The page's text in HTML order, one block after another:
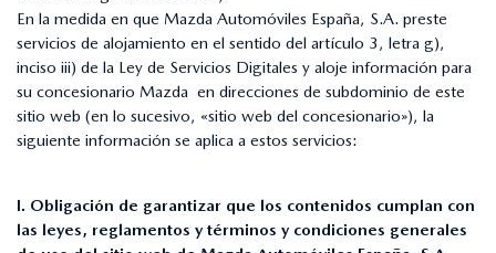
En la medida en que Mazda Automóviles España, S.A. preste
servicios de alojamiento en el sentido del artículo 3, letra g),
inciso iii) de la Ley de Servicios Digitales y aloje información para
su concesionario Mazda en direcciones de subdominio de este
sitio web (en lo sucesivo, «sitio web del concesionario»), la
siguiente información se aplica a estos servicios:
I. Obligación de garantizar que los contenidos cumplan con
las leyes, reglamentos y términos y condiciones generales